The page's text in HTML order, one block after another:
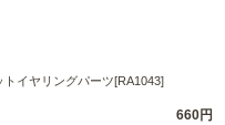
トイヤリングパーツ[RA1043]
660円